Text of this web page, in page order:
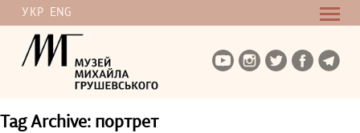
УКР ENG
Tag Archive: портрет